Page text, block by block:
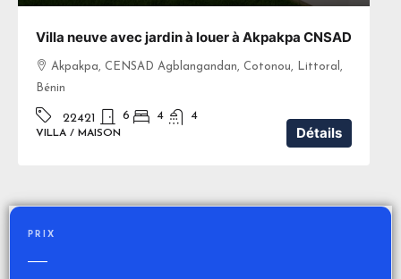
Villa neuve avec jardin à louer à Akpakpa CNSAD
Akpakpa, CENSAD Agblangandan, Cotonou, Littoral,
Bénin
22421 6 4 4
VILLA / MAISON Détails
PRIX
—